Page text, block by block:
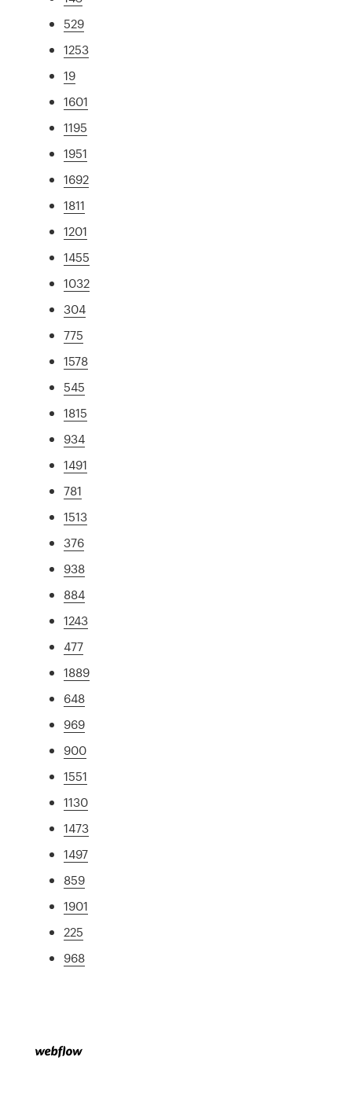
529
1253
19
1601
1195
1951
1692
1811
1201
1455
1032
304
775
1578
545
1815
934
1491
781
1513
376
938
884
1243
477
1889
648
969
900
1551
1130
1473
1497
859
1901
225
968